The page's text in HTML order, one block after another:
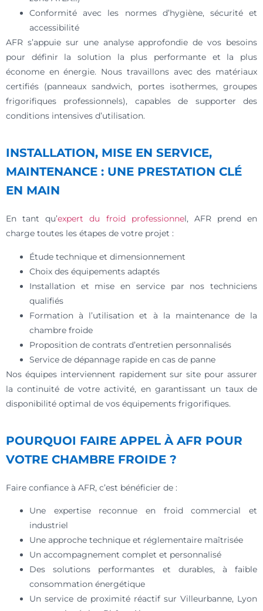
Conformité avec les normes d’hygiène, sécurité et
accessibilité
AFR s’appuie sur une analyse approfondie de vos besoins
pour définir la solution la plus performante et la plus
économe en énergie. Nous travaillons avec des matériaux
certifiés (panneaux sandwich, portes isothermes, groupes
frigorifiques professionnels), capables de supporter des
conditions intensives d’utilisation.
INSTALLATION, MISE EN SERVICE,
MAINTENANCE : UNE PRESTATION CLÉ
EN MAIN
En tant qu’expert du froid professionnel, AFR prend en
charge toutes les étapes de votre projet :
Étude technique et dimensionnement
Choix des équipements adaptés
Installation et mise en service par nos techniciens
qualifiés
Formation à l’utilisation et à la maintenance de la
chambre froide
Proposition de contrats d’entretien personnalisés
Service de dépannage rapide en cas de panne
Nos équipes interviennent rapidement sur site pour assurer
la continuité de votre activité, en garantissant un taux de
disponibilité optimal de vos équipements frigorifiques.
POURQUOI FAIRE APPEL À AFR POUR
VOTRE CHAMBRE FROIDE ?
Faire confiance à AFR, c’est bénéficier de :
Une expertise reconnue en froid commercial et
industriel
Une approche technique et réglementaire maîtrisée
Un accompagnement complet et personnalisé
Des solutions performantes et durables, à faible
consommation énergétique
Un service de proximité réactif sur Villeurbanne, Lyon